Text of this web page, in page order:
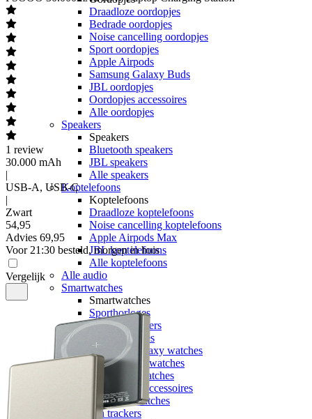
Draadloze oordopjes
Bedrade oordopjes
Noise cancelling oordopjes
Sport oordopjes
Apple Airpods
Samsung Galaxy Buds
JBL oordopjes
Oordopjes accessoires
Alle oordopjes
Speakers
Speakers
Bluetooth speakers
JBL speakers
Alle speakers
Koptelefoons
Koptelefoons
Draadloze koptelefoons
Noise cancelling koptelefoons
Apple Airpods Max
JBL koptelefoons
Alle koptelefoons
Alle audio
Smartwatches
Smartwatches
Sporthorloges
Activity trackers
Apple watches
Samsung Galaxy watches
Garmin smartwatches
Polar smartwatches
Smartwatch accessoires
Alle smartwatches
Bluetooth trackers
1 review
30.000 mAh
|
USB-A, USB-C
|
Zwart
54,95
Advies 69,95
Voor 21:30 besteld, morgen in huis
Vergelijk